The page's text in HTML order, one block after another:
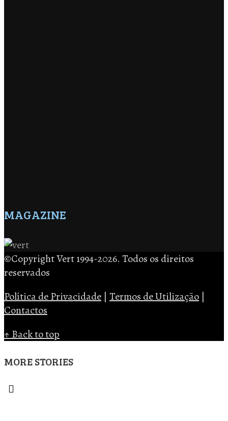
MAGAZINE
©Copyright Vert 1994-2026. Todos os direitos
reservados
Política de Privacidade | Termos de Utilização |
Contactos
↑ Back to top
MORE STORIES